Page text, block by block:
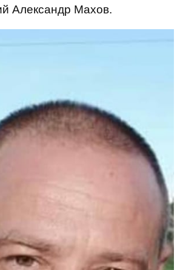
Александр Махов.